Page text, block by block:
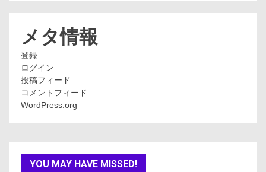
メタ情報
登録
ログイン
投稿フィード
コメントフィード
WordPress.org
YOU MAY HAVE MISSED!